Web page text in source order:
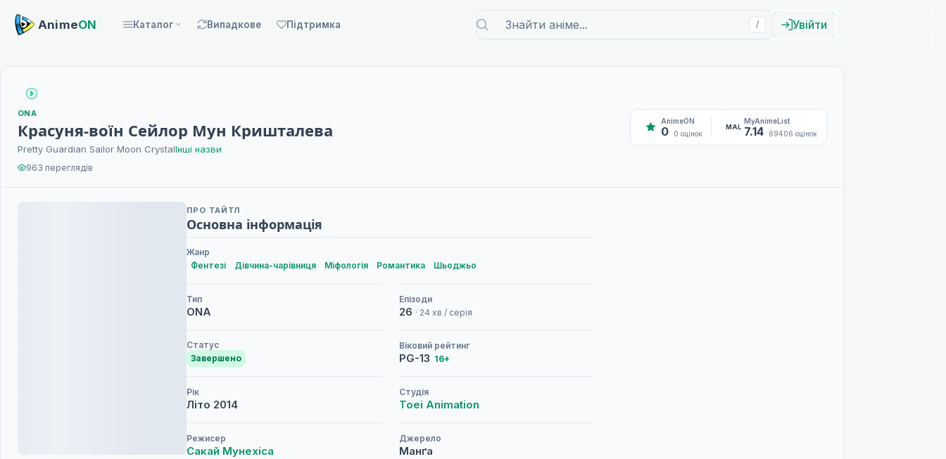
AnimeON Каталог Випадкове Підтримка / Увійти
ONA
Красуня-воїн Сейлор Мун Кришталева
Pretty Guardian Sailor Moon CrystalІнші назви
963 переглядів
AnimeON
0 0 оцінок
MAL
MyAnimeList
7.14 69406 оцінок
ПРО ТАЙТЛ
Основна інформація
Жанр
Фентезі
Дівчина-чарівниця Міфологія Романтика Шьоджьо
Тип
ONA
Епізоди
26 · 24 хв / серія
Статус
Завершено
Віковий рейтинг
PG-13 16+
Рік
Літо 2014
Студія
Toei Animation
Режисер
Сакай Мунехіса
Джерело
Манґа